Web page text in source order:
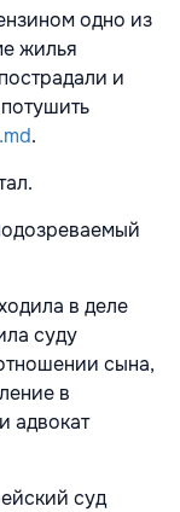
одно из
жилья
и
.
в деле
суду
сына,
в
адвокат
суд